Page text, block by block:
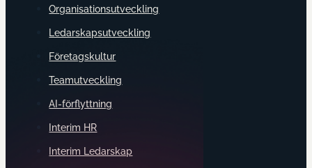
Organisationsutveckling
Ledarskapsutveckling
Företagskultur
Teamutveckling
AI-förflyttning
Interim HR
Interim Ledarskap